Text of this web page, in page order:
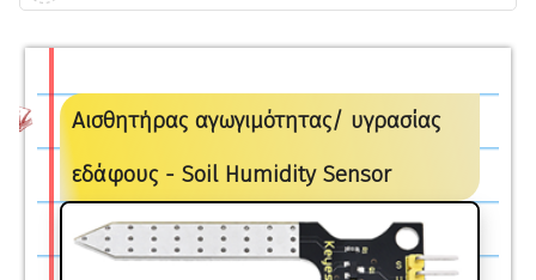
Αισθητήρας αγωγιμότητας/ υγρασίας
εδάφους - Soil Humidity Sensor